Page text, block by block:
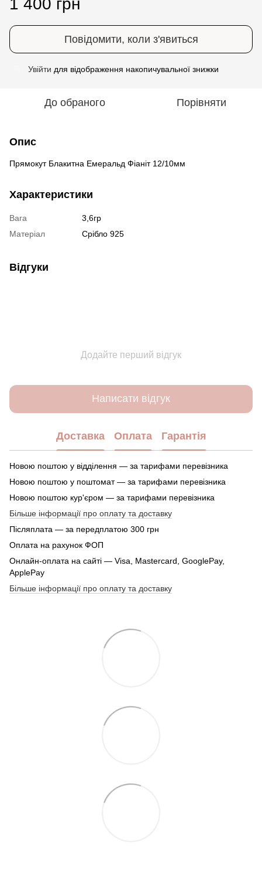
Повідомити, коли з'явиться
Увійти для відображення накопичувальної знижки
До обраного Порівняти
Опис
Прямокут Блакитна Емеральд Фіаніт 12/10мм
Характеристики
Вага
3,6гр
Матеріал
Срібло 925
Відгуки
Додайте перший відгук
Написати відгук
Доставка Оплата Гарантія
Новою поштою у відділення — за тарифами перевізника
Новою поштою у поштомат — за тарифами перевізника
Новою поштою кур'єром — за тарифами перевізника
Більше інформації про оплату та доставку
Післяплата — за передплатою 300 грн
Оплата на рахунок ФОП
Онлайн-оплата на сайті — Visa, Mastercard, GooglePay,
ApplePay
Більше інформації про оплату та доставку